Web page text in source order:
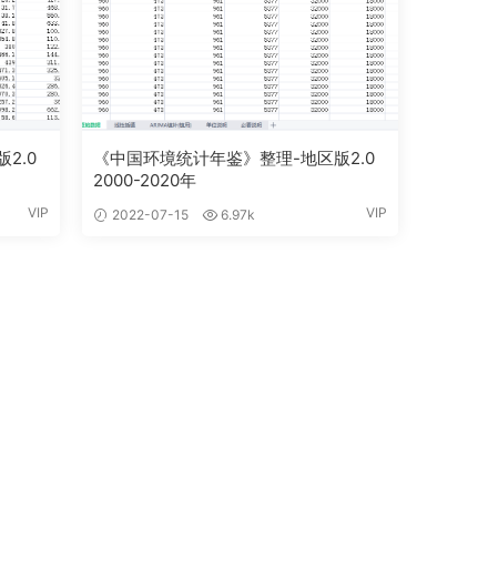
2.0
VIP
《中国环境统计年鉴》整理-地区版2.0
2000-2020年
2022-07-15 6.97k VIP